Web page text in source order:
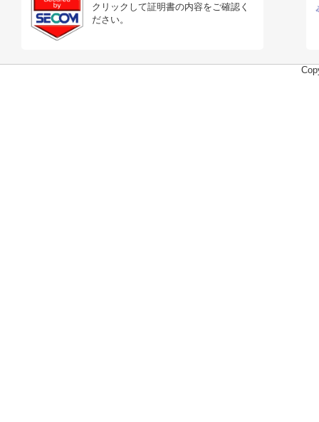
クリックして証明書の内容をご確認く
ださい。